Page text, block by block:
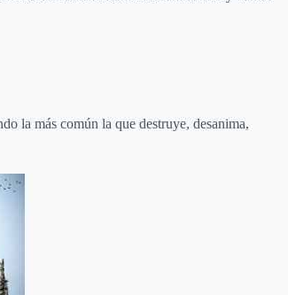
la más común la que destruye, desanima,